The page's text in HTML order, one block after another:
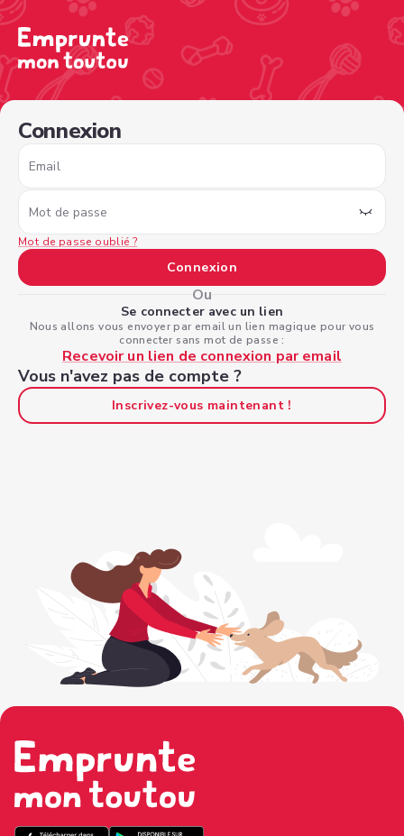
Connexion
Email
Mot de passe
Mot de passe oublié ?
Connexion
Ou
Se connecter avec un lien
Nous allons vous envoyer par email un lien magique pour vous
connecter sans mot de passe :
Recevoir un lien de connexion par email
Vous n'avez pas de compte ?
Inscrivez-vous maintenant !
/sign-in?nextPage=%2Fview-profile%2Fbcc49fa4-cb31-